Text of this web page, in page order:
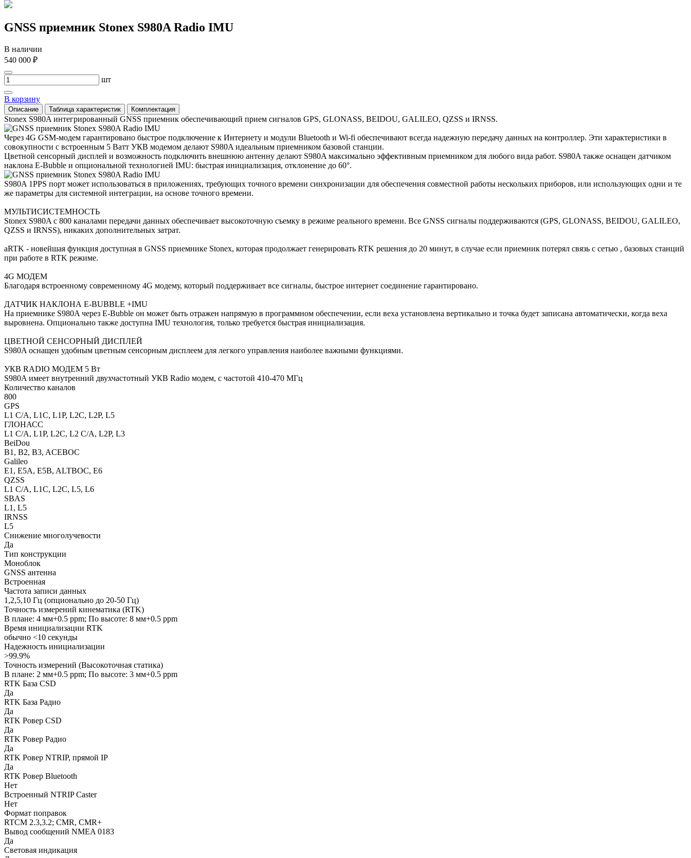
GNSS приемник Stonex S980A Radio IMU
В наличии
540 000 ₽
шт
В корзину
Описание Таблица характеристик Комплектация
Stonex S980A интегрированный GNSS приемник обеспечивающий прием сигналов GPS, GLONASS, BEIDOU, GALILEO, QZSS и IRNSS.
Через 4G GSM-модем гарантировано быстрое подключение к Интернету и модули Bluetooth и Wi-fi обеспечивают всегда надежную передачу данных на контроллер. Эти характеристики в
совокупности с встроенным 5 Ватт УКВ модемом делают S980A идеальным приемником базовой станции.
Цветной сенсорный дисплей и возможность подключить внешнюю антенну делают S980A максимально эффективным приемником для любого вида работ. S980A также оснащен датчиком
наклона E-Bubble и опциональной технологией IMU: быстрая инициализация, отклонение до 60°.
S980A 1PPS порт может использоваться в приложениях, требующих точного времени синхронизации для обеспечения совместной работы нескольких приборов, или использующих одни и те
же параметры для системной интеграции, на основе точного времени.
МУЛЬТИСИСТЕМНОСТЬ
Stonex S980A с 800 каналами передачи данных обеспечивает высокоточную съемку в режиме реального времени. Все GNSS сигналы поддерживаются (GPS, GLONASS, BEIDOU, GALILEO,
QZSS и IRNSS), никаких дополнительных затрат.
aRTK - новейшая функция доступная в GNSS приемнике Stonex, которая продолжает генерировать RTK решения до 20 минут, в случае если приемник потерял связь с сетью , базовых станций
при работе в RTK режиме.
4G МОДЕМ
Благодаря встроенному современному 4G модему, который поддерживает все сигналы, быстрое интернет соединение гарантировано.
ДАТЧИК НАКЛОНА E-BUBBLE +IMU
На приемнике S980A через E-Bubble он может быть отражен напрямую в программном обеспечении, если веха установлена вертикально и точка будет записана автоматически, когда веха
выровнена. Опционально также доступна IMU технология, только требуется быстрая инициализация.
ЦВЕТНОЙ СЕНСОРНЫЙ ДИСПЛЕЙ
S980A оснащен удобным цветным сенсорным дисплеем для легкого управления наиболее важными функциями.
УКВ RADIO МОДЕМ 5 Вт
S980A имеет внутренний двухчастотный УКВ Radio модем, с частотой 410-470 МГц
Количество каналов
800
GPS
L1 C/A, L1C, L1P, L2C, L2P, L5
ГЛОНАСС
L1 C/A, L1P, L2C, L2 C/A, L2P, L3
BeiDou
B1, B2, B3, ACEBOC
Galileo
E1, E5A, E5B, ALTBOC, E6
QZSS
L1 C/A, L1C, L2C, L5, L6
SBAS
L1, L5
IRNSS
L5
Снижение многолучевости
Да
Тип конструкции
Моноблок
GNSS антенна
Встроенная
Частота записи данных
1,2,5,10 Гц (опционально до 20-50 Гц)
Точность измерений кинематика (RTK)
В плане: 4 мм+0.5 ppm; По высоте: 8 мм+0.5 ppm
Время инициализации RTK
обычно <10 секунды
Надежность инициализации
>99.9%
Точность измерений (Высокоточная статика)
В плане: 2 мм+0.5 ppm; По высоте: 3 мм+0.5 ppm
RTK База CSD
Да
RTK База Радио
Да
RTK Ровер CSD
Да
RTK Ровер Радио
Да
RTK Ровер NTRIP, прямой IP
Да
RTK Ровер Bluetooth
Нет
Встроенный NTRIP Caster
Нет
Формат поправок
RTCM 2.3,3.2; CMR, CMR+
Вывод сообщений NMEA 0183
Да
Световая индикация